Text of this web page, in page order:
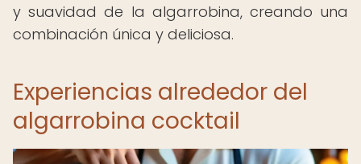
y suavidad de la algarrobina, creando una
combinación única y deliciosa.
Experiencias alrededor del
algarrobina cocktail